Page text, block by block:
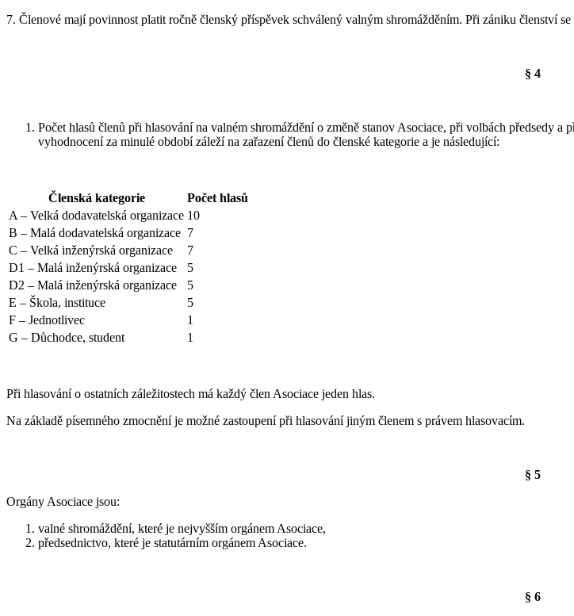
7. Členové mají povinnost platit ročně členský příspěvek schválený valným shromážděním. Při zániku členství
§ 4
Počet hlasů členů při hlasování na valném shromáždění o změně stanov Asociace, při volbách předsedy
vyhodnocení za minulé období záleží na zařazení členů do členské kategorie a je následující:
Členská kategorie
Počet hlasů
A – Velká dodavatelská organizace 10
B – Malá dodavatelská organizace 7
C – Velká inženýrská organizace
7
D1 – Malá inženýrská organizace
5
D2 – Malá inženýrská organizace
5
E – Škola, instituce
5
F – Jednotlivec
1
G – Důchodce, student
1
Při hlasování o ostatních záležitostech má každý člen Asociace jeden hlas.
Na základě písemného zmocnění je možné zastoupení při hlasování jiným členem s právem hlasovacím.
§ 5
Orgány Asociace jsou:
valné shromáždění, které je nejvyšším orgánem Asociace,
předsednictvo, které je statutárním orgánem Asociace.
§ 6